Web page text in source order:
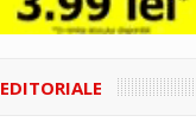
EDITORIALE